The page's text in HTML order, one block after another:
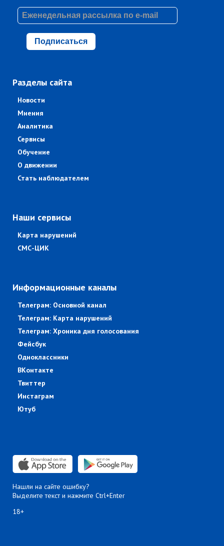
Подписаться
Разделы сайта
Новости
Мнения
Аналитика
Сервисы
Обучение
О движении
Стать наблюдателем
Наши сервисы
Карта нарушений
СМС-ЦИК
Информационные каналы
Телеграм: Основной канал
Телеграм: Карта нарушений
Телеграм: Хроника дня голосования
Фейсбук
Одноклассники
ВКонтакте
Твиттер
Инстаграм
Ютуб
Нашли на сайте ошибку?
Выделите текст и нажмите Ctrl+Enter
18+